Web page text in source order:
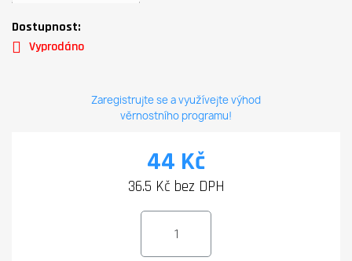
Dostupnost:
Vyprodáno
Zaregistrujte se a využívejte výhod
věrnostního programu!
44 Kč
36.5 Kč bez DPH